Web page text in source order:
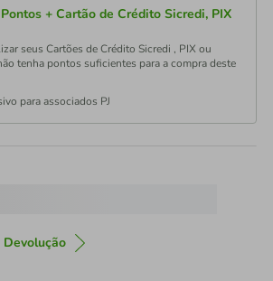
+ Cartão de Crédito Sicredi, PIX
seus Cartões de Crédito Sicredi , PIX ou
tenha pontos suficientes para a compra deste
para associados PJ